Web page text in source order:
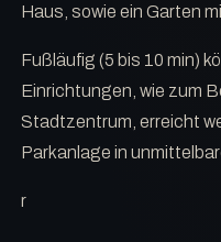
Haus, sowie ein Garten
Fußläufig (5 bis 10 min)
Einrichtungen, wie zum
Stadtzentrum, erreicht
Parkanlage in
r